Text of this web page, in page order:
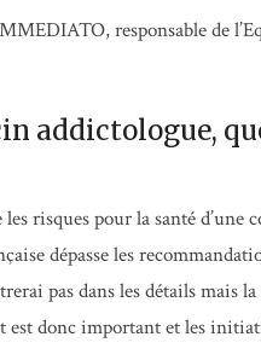
responsable de
addictologue,
risques pour la santé d’une
dépasse les
pas dans les détails mais
est donc important et les